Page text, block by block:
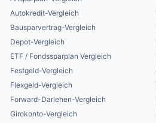
Autokredit-Vergleich
Bausparvertrag-Vergleich
Depot-Vergleich
ETF / Fondssparplan Vergleich
Festgeld-Vergleich
Flexgeld-Vergleich
Forward-Darlehen-Vergleich
Girokonto-Vergleich